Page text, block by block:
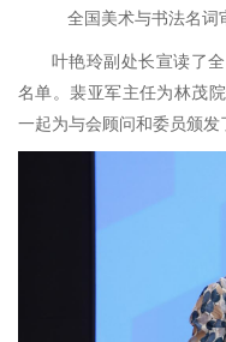
全国美术与书法名词
叶艳玲副处长宣读了
名单。裴亚军主任为林茂
一起为与会顾问和委员颁发